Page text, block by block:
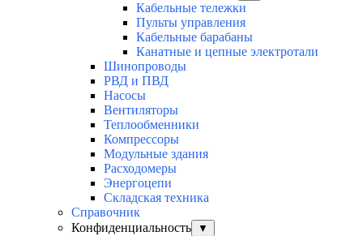
Кабельные тележки
Пульты управления
Кабельные барабаны
Канатные и цепные электротали
Шинопроводы
РВД и ПВД
Насосы
Вентиляторы
Теплообменники
Компрессоры
Модульные здания
Расходомеры
Энергоцепи
Складская техника
Справочник
Конфиденциальность
▼